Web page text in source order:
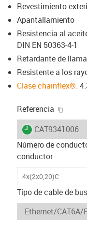
Revestimiento
Apantallamiento
Resistencia al
DIN EN 50363-4-1
Retardante de llama
Resistente a los
Clase chainflex®:
Referencia
igus-icon-
CAT9341006
Número de
conductor
4x(2x0,20)C
Tipo de cable de bus